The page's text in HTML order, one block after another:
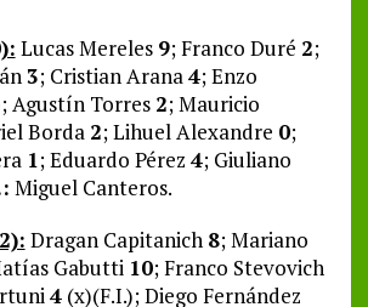
Lucas Mereles 9; Franco Duré 2;
3; Cristian Arana4; Enzo
Agustín Torres 2; Mauricio
Borda 2; Lihuel Alexandre 0;
1; Eduardo Pérez 4; Giuliano
Miguel Canteros.
Dragan Capitanich 8; Mariano
Gabutti 10; Franco Stevovich
4(x)(F.I.); Diego Fernández